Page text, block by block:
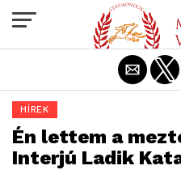
HÍREK
Én lettem a
Interjú Ladik
Exit